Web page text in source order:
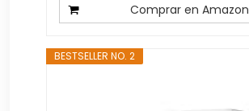
Comprar en Amazon
BESTSELLER NO. 2